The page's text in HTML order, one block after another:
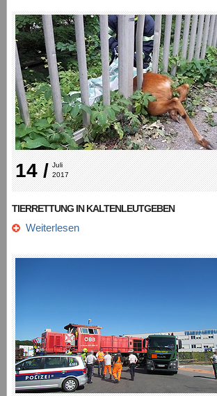
14 / Juli
2017
TIERRETTUNG IN KALTENLEUTGEBEN
Weiterlesen